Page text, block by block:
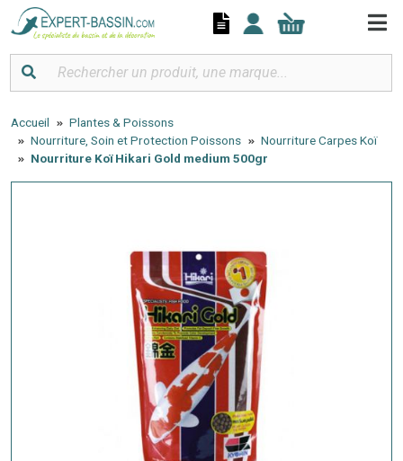
Accueil
Plantes & Poissons
Nourriture, Soin et Protection Poissons
Nourriture Carpes Koï
Nourriture Koï Hikari Gold medium 500gr
Panneau de gestion des cookies